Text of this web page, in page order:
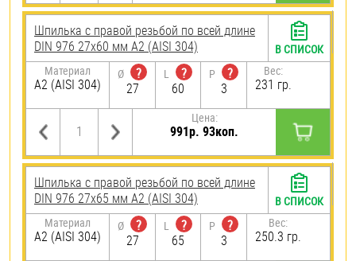
Шпилька с правой резьбой по всей длине
DIN 976 27х60 мм А2 (AISI 304)
Материал
А2 (AISI 304)
Ø
?
27
L
?
60
P
?
3
Вес:
231 гр.
Цена:
991р. 93коп.
В СПИСОК
Шпилька с правой резьбой по всей длине
DIN 976 27х65 мм А2 (AISI 304)
Материал
А2 (AISI 304)
Ø
?
27
L
?
65
P
?
3
Вес:
250.3 гр.
В СПИСОК